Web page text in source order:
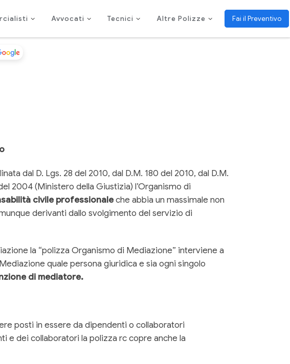
Avvocati Tecnici Altre Polizze Fai il Preventivo
dal D. Lgs. 28 del 2010, dal D.M. 180 del 2010, dal D.M.
2004 (Ministero della Giustizia) l’Organismo di
civile professionaleche abbia un massimale non
derivanti dallo svolgimento del servizio di
la “polizza Organismo di Mediazione” interviene a
quale persona giuridica e sia ogni singolo
di mediatore.
posti in essere da dipendenti o collaboratori
e dei collaboratori la polizza rc copre anche la